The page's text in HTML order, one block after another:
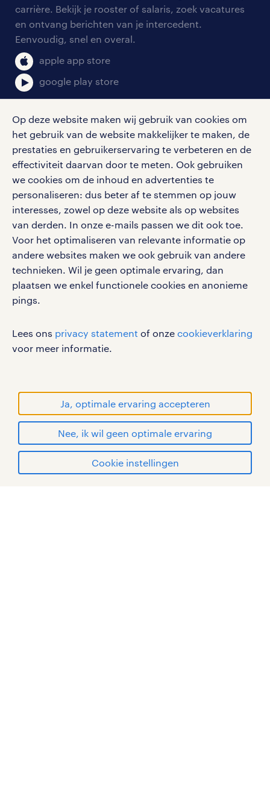
Op deze website maken wij gebruik van cookies om
het gebruik van de website makkelijker te maken, de
prestaties en gebruikerservaring te verbeteren en de
effectiviteit daarvan door te meten. Ook gebruiken
we cookies om de inhoud en advertenties te
personaliseren: dus beter af te stemmen op jouw
interesses, zowel op deze website als op websites
van derden. In onze e-mails passen we dit ook toe.
Voor het optimaliseren van relevante informatie op
andere websites maken we ook gebruik van andere
technieken. Wil je geen optimale ervaring, dan
plaatsen we enkel functionele cookies en anonieme
pings.
Lees ons privacy statement of onze cookieverklaring
voor meer informatie.
Ja, optimale ervaring accepteren
Nee, ik wil geen optimale ervaring
Cookie instellingen
aanmelden nieuwsbrief
blogs en artikelen
salarischecker
bruto-netto calculator
pers
klachten en misstanden
carrière. Bekijk je rooster of salaris, zoek vacatures
en ontvang berichten van je intercedent.
Eenvoudig, snel en overal.
apple app store
google play store
social media
Volg ons voor de leukste content omtrent
vacatures, solliciteren en inspiratie.
werken bij randstad
gebruikersvoorwaarden
privacystatement
cookies
handelsmerken van Randstad N.V.
© Randstad 2026